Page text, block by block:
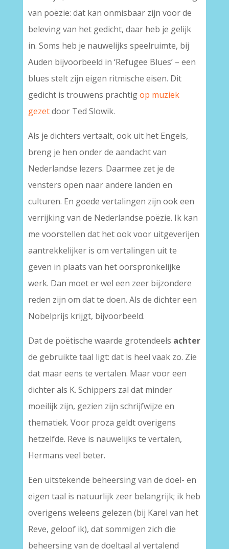
van poëzie: dat kan onmisbaar zijn voor de
beleving van het gedicht, daar heb je gelijk
in. Soms heb je nauwelijks speelruimte, bij
Auden bijvoorbeeld in ‘Refugee Blues’ – een
blues stelt zijn eigen ritmische eisen. Dit
gedicht is trouwens prachtigop muziek
gezetdoor Ted Slowik.
Als je dichters vertaalt, ook uit het Engels,
breng je hen onder de aandacht van
Nederlandse lezers. Daarmee zet je de
vensters open naar andere landen en
culturen. En goede vertalingen zijn ook een
verrijking van de Nederlandse poëzie. Ik kan
me voorstellen dat het ook voor uitgeverijen
aantrekkelijker is om vertalingen uit te
geven in plaats van het oorspronkelijke
werk. Dan moet er wel een zeer bijzondere
reden zijn om dat te doen. Als de dichter een
Nobelprijs krijgt, bijvoorbeeld.
Dat de poëtische waarde grotendeels achter
de gebruikte taal ligt: dat is heel vaak zo. Zie
dat maar eens te vertalen. Maar voor een
dichter als K. Schippers zal dat minder
moeilijk zijn, gezien zijn schrijfwijze en
thematiek. Voor proza geldt overigens
hetzelfde. Reve is nauwelijks te vertalen,
Hermans veel beter.
Een uitstekende beheersing van de doel- en
eigen taal is natuurlijk zeer belangrijk; ik heb
overigens weleens gelezen (bij Karel van het
Reve, geloof ik), dat sommigen zich die
beheersing van de doeltaal al vertalend